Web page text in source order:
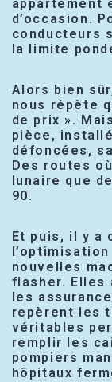
appartement
d’occasion.
conducteurs
la limite
Alors bien
nous répète
de prix ».
pièce,
défoncées,
Des routes
lunaire que
90.
Et puis, il y a
nouvelles
flasher. Elles
les
repèrent les
véritables
remplir les
pompiers
hôpitaux